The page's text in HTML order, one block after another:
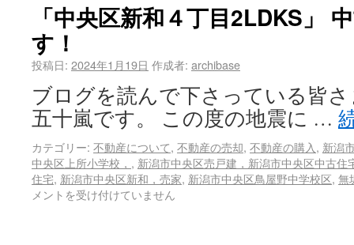
「中央区新和４丁目2LDKS」
す！
投稿日: 2024年1月19日 作成者: archibase
ブログを読んで下さっている皆
五十嵐です。 この度の地震に …
カテゴリー: 不動産について, 不動産の売却, 不動産の購入, 新潟
中央区上所小学校， , 新潟市中央区売戸建，新潟市中央区中古住
住宅, 新潟市中央区新和，売家, 新潟市中央区鳥屋野中学校区, 無
メントを受け付けていません